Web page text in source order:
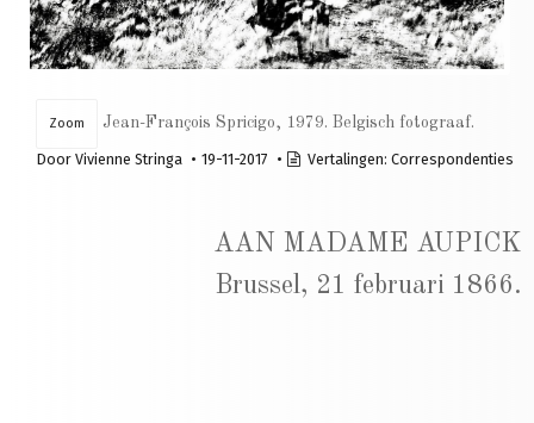
Zoom Jean-François Spricigo, 1979. Belgisch fotograaf.
Door Vivienne Stringa 19-11-2017 Vertalingen: Correspondenties
AAN MADAME AUPICK
Brussel, 21 februari 1866.